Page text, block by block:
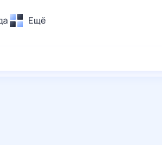
Ещё